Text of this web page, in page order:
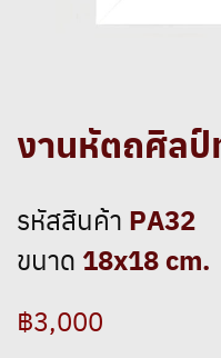
งานหัตถศิล
รหัสสินค้า PA32
ขนาด 18x18 cm.
฿3,000